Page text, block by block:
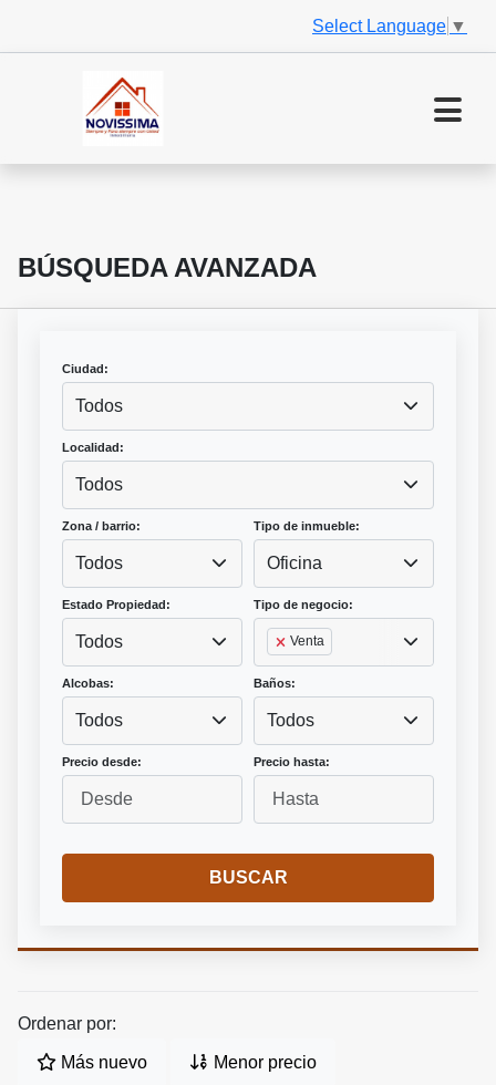
Select Language ▼
BÚSQUEDA AVANZADA
Ciudad:
Todos
Localidad:
Todos
Zona / barrio:
Todos
Tipo de inmueble:
Oficina
Estado Propiedad:
Todos
Tipo de negocio:
Venta
Alcobas:
Todos
Baños:
Todos
Precio desde: Precio hasta:
BUSCAR
Ordenar por:
Más nuevo Menor precio